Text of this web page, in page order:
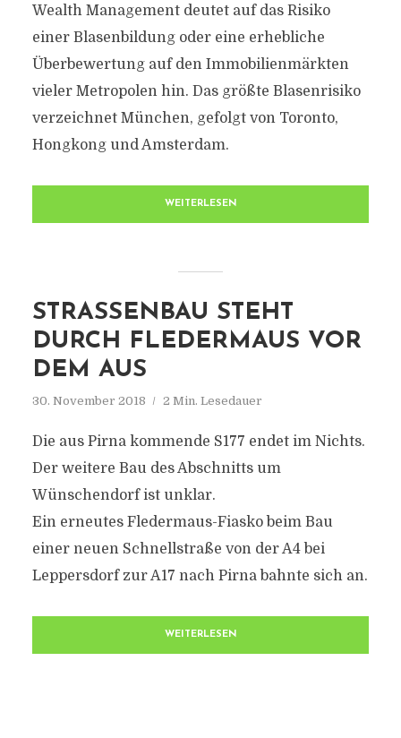
Wealth Management deutet auf das Risiko
einer Blasenbildung oder eine erhebliche
Überbewertung auf den Immobilienmärkten
vieler Metropolen hin. Das größte Blasenrisiko
verzeichnet München, gefolgt von Toronto,
Hongkong und Amsterdam.
WEITERLESEN
STRASSENBAU STEHT D
URCH FLEDERMAUS VOR D
EM AUS
30. November 2018 2 Min. Lesedauer
Die aus Pirna kommende S177 endet im Nichts.
Der weitere Bau des Abschnitts um
Wünschendorf ist unklar.
Ein erneutes Fledermaus-Fiasko beim Bau
einer neuen Schnellstraße von der A4 bei
Leppersdorf zur A17 nach Pirna bahnte sich an.
WEITERLESEN